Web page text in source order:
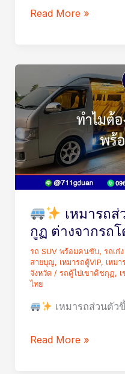
รุ่น
ขึ้น–
ลง
เอง
ได้
Read More »
เหมารถ
กูฏ ต่างจากรถโ
รถ SUV พร้อมคนขับ, รถเก๋
สายบุญ, เหมารถตู้VIP, เหมา
จังหวัด/ รถตู้ไปเขาคิชกุฏ,
ไทย
เหมารถส่วนตัว
เหมา
รถ
ตัว
คิชฌ
กูฏ
ต่าง
จาก
รถ
โดยสาร
ยัง
Read More »